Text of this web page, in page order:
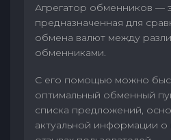
Агрегатор обменников —
предназначенная для
обмена валют между
обменниками.
С его помощью можно
оптимальный обменный
списка предложений,
актуальной информации о